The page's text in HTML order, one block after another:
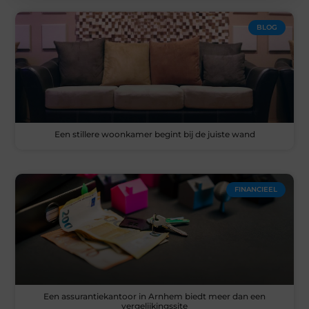
BLOG
Een stillere woonkamer begint bij de juiste wand
FINANCIEEL
Een assurantiekantoor in Arnhem biedt meer dan een
vergelijkingssite